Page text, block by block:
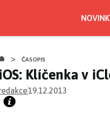
> ČASOPIS
iOS: Klíčenka v
19.12.2013